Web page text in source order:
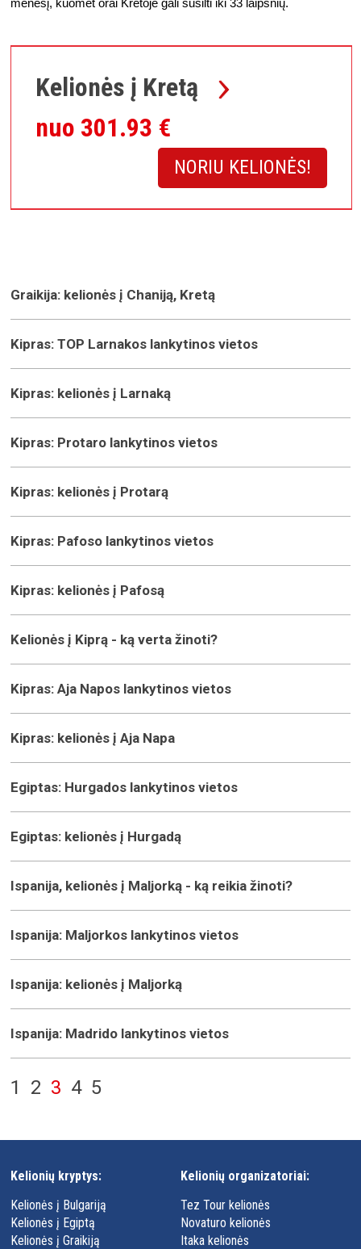
mėnesį, kuomet orai Kretoje gali sušilti iki 33 laipsnių.
Kelionės į Kretą
nuo 301.93 €
NORIU KELIONĖS!
Graikija: kelionės į Chaniją, Kretą
Kipras: TOP Larnakos lankytinos vietos
Kipras: kelionės į Larnaką
Kipras: Protaro lankytinos vietos
Kipras: kelionės į Protarą
Kipras: Pafoso lankytinos vietos
Kipras: kelionės į Pafosą
Kelionės į Kiprą - ką verta žinoti?
Kipras: Aja Napos lankytinos vietos
Kipras: kelionės į Aja Napa
Egiptas: Hurgados lankytinos vietos
Egiptas: kelionės į Hurgadą
Ispanija, kelionės į Maljorką - ką reikia žinoti?
Ispanija: Maljorkos lankytinos vietos
Ispanija: kelionės į Maljorką
Ispanija: Madrido lankytinos vietos
1 2 3 4 5
Kelionių kryptys:
Kelionės į Bulgariją
Kelionės į Egiptą
Kelionės į Graikiją
Kelionių organizatoriai:
Tez Tour kelionės
Novaturo kelionės
Itaka kelionės